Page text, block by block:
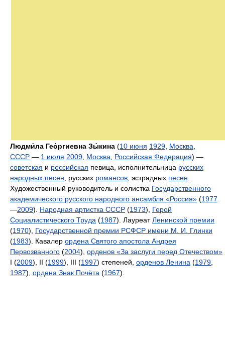
Людми́ла Гео́ргиевна Зы́кина (10 июня 1929 Москва
СССР — 1 июля 2009 Москва Российская Федерация) —
советская и российская певица, исполнительница русских
народных песен , русских романсов , эстрадных песен
Художественный руководитель и солистка Государственного
академического русского народного ансамбля «Россия» (1977
—2009). Народная артистка СССР (1973), Герой
Социалистического Труда (1987). ЛауреатЛенинской премии
(1970), Государственной премии РСФСР имени М. И. Глинки
(1983). Кавалер ордена Святого апостола Андрея
Первозванного (2004), орденов «За заслуги перед Отечеством»
I (2009), II (1999), III (1997) степеней, орденов Ленина (1979
1987), ордена Знак Почёта (1967).